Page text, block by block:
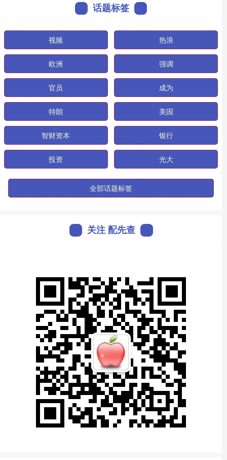
话题标签
视频 热浪
欧洲 强调
官员 成为
特朗 美国
智财资本 银行
投资 光大
全部话题标签
关注 配先查